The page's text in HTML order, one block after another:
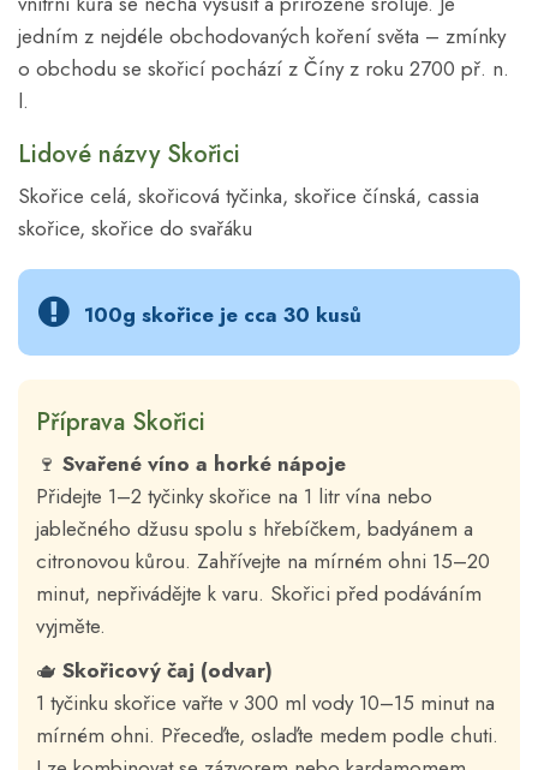
jedním z nejdéle obchodovaných koření světa – zmínky
o obchodu se skořicí pochází z Číny z roku 2700 př. n.
l.
Lidové názvy Skořici
Skořice celá, skořicová tyčinka, skořice čínská, cassia
skořice, skořice do svařáku
100g skořice je cca 30 kusů
Příprava Skořici
🍷 Svařené víno a horké nápoje
Přidejte 1–2 tyčinky skořice na 1 litr vína nebo
jablečného džusu spolu s hřebíčkem, badyánem a
citronovou kůrou. Zahřívejte na mírném ohni 15–20
minut, nepřivádějte k varu. Skořici před podáváním
vyjměte.
🫖 Skořicový čaj (odvar)
1 tyčinku skořice vařte v 300 ml vody 10–15 minut na
mírném ohni. Přeceďte, oslaďte medem podle chuti.